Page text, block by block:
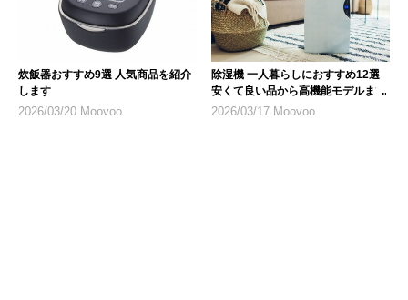
炊飯器おすすめ9選 人気商品を紹介
します
2026/03/20 Moovoo
除湿機 一人暮らしにおすすめ12選
安くて良い品から高機能モデルまで
2026/03/17 Moovoo